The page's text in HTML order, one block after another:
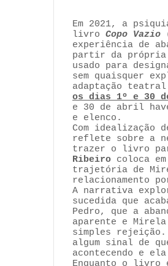
Em 2021, a
livro Copo Vazio
experiência de
partir da própria
usado para
sem quaisquer
adaptação teatral
os dias 1º e 30
e 30 de abril
e elenco.
Com idealização
reflete sobre a
trazer o livro
Ribeiro coloca
trajetória de
relacionamento
A narrativa
sucedida que
Pedro, que a
aparente e
simples rejeição.
algum sinal de
acontecendo e
Enquanto o livro